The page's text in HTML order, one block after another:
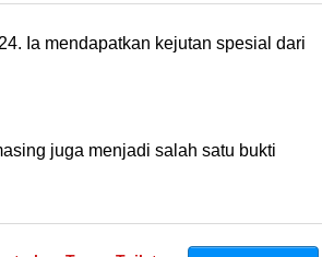
Ia mendapatkan kejutan spesial dari
juga menjadi salah satu bukti